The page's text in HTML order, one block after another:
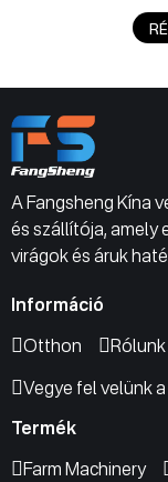
A Fangsheng Kína
és szállítója, amely
virágok és áruk
Információ
Otthon
Rólunk
Vegye fel velünk
Termék
Farm Machinery